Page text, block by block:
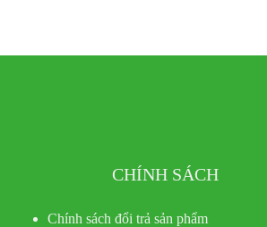
CHÍNH SÁCH
Chính sách đổi trả sản phẩm